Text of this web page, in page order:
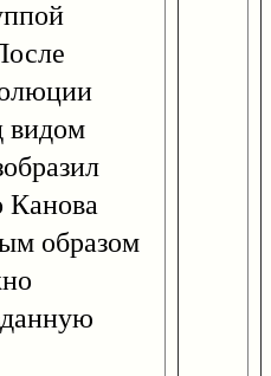
видом
Канова
образом